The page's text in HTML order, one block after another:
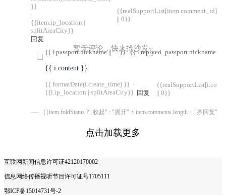
}}
·
{{item.ip_location |
splitAreaCity}}
回复
{{realSupportList[item.comment_id]
|| 0}}
{{ i.passport.nickname || "" }} {{ i.replyed_passport.nickname ||
{{ i.content }}
{{ formatDate(i.create_time) }} ·
{{i.ip_location | splitAreaCity}} 回复
|| 0}}
{{item.foldStatus ? "收起" : "展开" + item.comments.length + "条回复"}}
暂无评论，快来抢沙发~
点击加载更多
互联网新闻信息许可证42120170002
信息网络传播视听节目许可证号1705111
鄂ICP备15014731号-2